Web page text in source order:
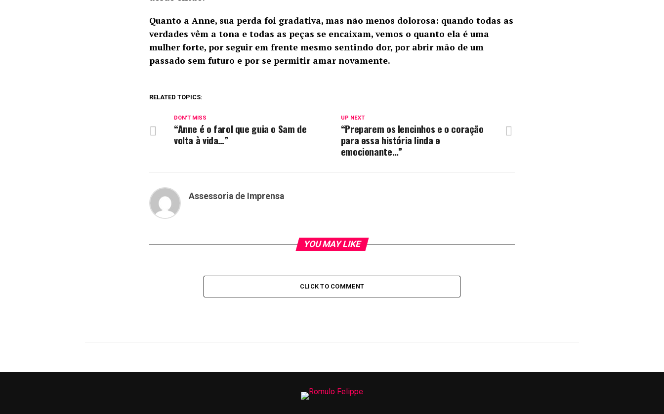
Quanto a Anne, sua perda foi gradativa, mas não menos dolorosa: quando todas as
verdades vêm a tona e todas as peças se encaixam, vemos o quanto ela é uma
mulher forte, por seguir em frente mesmo sentindo dor, por abrir mão de um
passado sem futuro e por se permitir amar novamente.
RELATED TOPICS:
UP NEXT
“Preparem os lencinhos e o coração
para essa história linda e
emocionante…”
DON'T MISS
“Anne é o farol que guia o Sam de
volta à vida…”
Assessoria de Imprensa
YOU MAY LIKE
CLICK TO COMMENT